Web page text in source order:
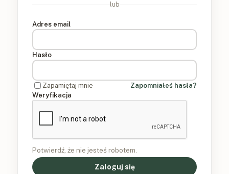
lub
Adres email
Hasło
Zapamiętaj mnie
Zapomniałeś hasła?
Weryfikacja
Potwierdź, że nie jesteś robotem.
Zaloguj się